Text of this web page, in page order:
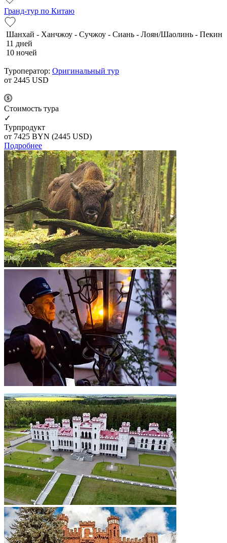
Гранд-тур по Китаю
Шанхай - Ханчжоу - Сучжоу - Сиань - Лоян/Шаолинь - Пекин
11 дней
10 ночей
Туроператор: Оригинальный тур
от 2445 USD
Cтоимость тура
✓
Турпродукт
от 7425 BYN (2445 USD)
Подробнее